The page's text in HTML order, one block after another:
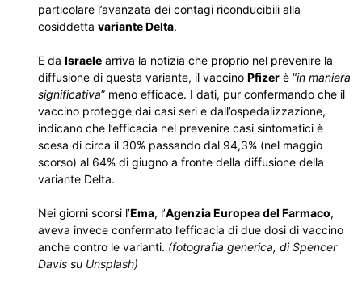
particolare l’avanzata dei contagi riconducibili alla
cosiddetta variante Delta.
E da Israele arriva la notizia che proprio nel prevenire la
diffusione di questa variante, il vaccino Pfizer è “in maniera
significativa” meno efficace. I dati, pur confermando che il
vaccino protegge dai casi seri e dall’ospedalizzazione,
indicano che l’efficacia nel prevenire casi sintomatici è
scesa di circa il 30% passando dal 94,3% (nel maggio
scorso) al 64% di giugno a fronte della diffusione della
variante Delta.
Nei giorni scorsi l’Ema, l’Agenzia Europea del Farmaco,
aveva invece confermato l’efficacia di due dosi di vaccino
anche contro le varianti. (fotografia generica, diSpencer
Davis su Unsplash)